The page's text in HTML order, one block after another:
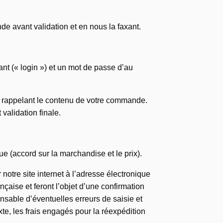
avant validation et en nous la faxant.
(« login ») et un mot de passe d’au
le contenu de votre commande.
validation finale.
(accord sur la marchandise et le prix).
site internet à l’adresse électronique
et feront l’objet d’une confirmation
d’éventuelles erreurs de saisie et
les frais engagés pour la réexpédition